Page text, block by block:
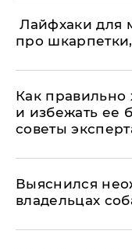
Лайфхаки для
про
Как правильно
и избежать ее
советы
Выяснился
владельцах